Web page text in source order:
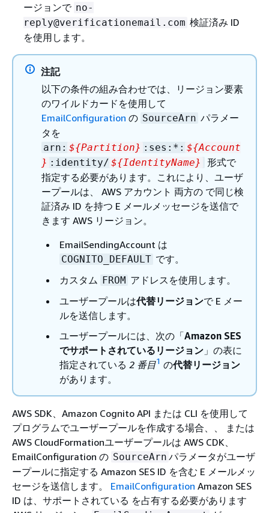
ージョンで no-
reply@verificationemail.com 検証済み ID
を使用します。
注記
以下の条件の組み合わせでは、リージョン要素
のワイルドカードを使用して
EmailConfiguration の SourceArn パラメー
タを
arn: ${Partition} :ses:*: ${Account
} :identity/ ${IdentityName}
形式で
指定する必要があります。これにより、ユーザ
ープールは、 AWS アカウント 両方の で同じ検
証済み ID を持つ E メールメッセージを送信で
きます AWS リージョン。
EmailSendingAccount は
COGNITO_DEFAULT です。
カスタム FROM アドレスを使用します。
ユーザープールは代替リージョンで E メー
ルを送信します。
ユーザープールには、次の「Amazon SES
でサポートされているリージョン 」の表に
指定されている 2 番目1 の代替リージョン
があります。
AWS SDK、Amazon Cognito API または CLI を使用して
プログラムでユーザープールを作成する場合、、 または
AWS CloudFormationユーザープールは AWS CDK、
EmailConfiguration の SourceArn パラメータがユーザ
ープールに指定する Amazon SES ID を含む E メールメッ
セージを送信します。 EmailConfiguration Amazon SES
ID は、サポートされている を占有する必要があります